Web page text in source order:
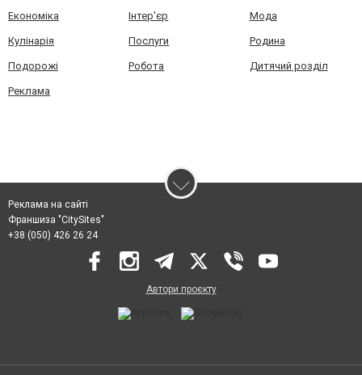
Економіка Інтер'єр Мода
Кулінарія Послуги Родина
Подорожі Робота Дитячий розділ
Реклама
Реклама на сайті
Франшиза "CitySites"
+38 (050) 426 26 24
Автори проєкту